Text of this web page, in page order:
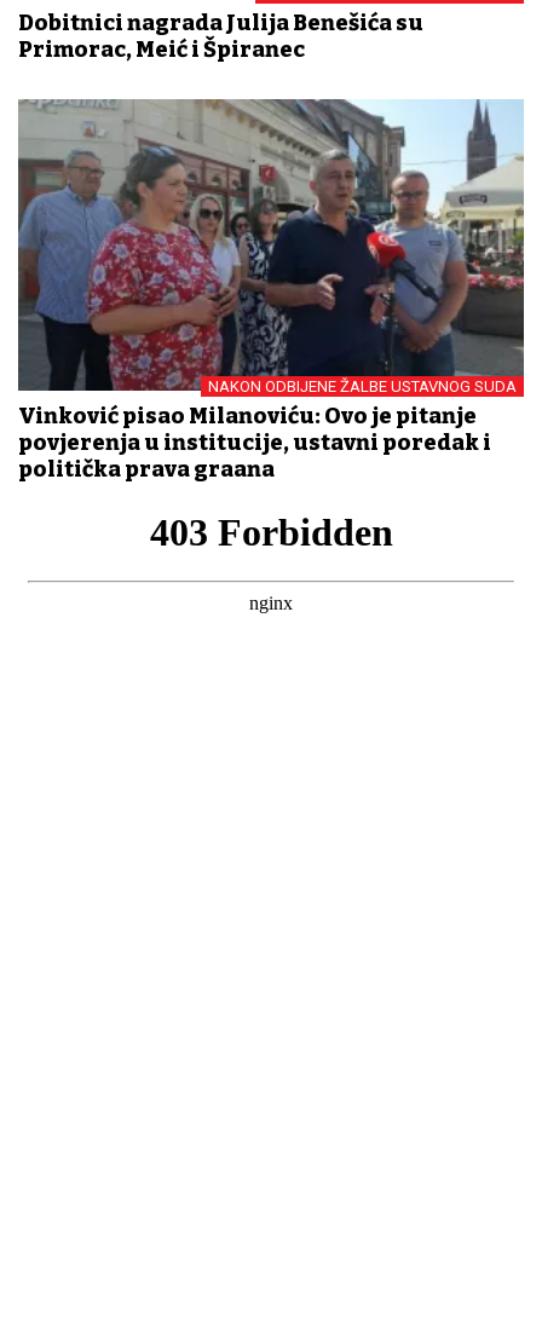
Dobitnici nagrada Julija Benešića su
Primorac, Meić i Špiranec
NAKON ODBIJENE ŽALBE USTAVNOG SUDA
Vinković pisao Milanoviću: Ovo je pitanje
povjerenja u institucije, ustavni poredak i
politička prava građana